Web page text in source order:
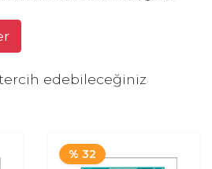
edebileceğiniz
% 32